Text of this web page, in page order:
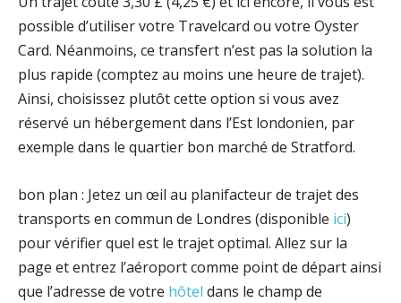
possible d’utiliser votre Travelcard ou votre Oyster
Card. Néanmoins, ce transfert n’est pas la solution la
plus rapide (comptez au moins une heure de trajet).
Ainsi, choisissez plutôt cette option si vous avez
réservé un hébergement dans l’Est londonien, par
exemple dans le quartier bon marché de Stratford.
bon plan : Jetez un œil au planifacteur de trajet des
transports en commun de Londres (disponible ici)
pour vérifier quel est le trajet optimal. Allez sur la
page et entrez l’aéroport comme point de départ ainsi
que l’adresse de votre hôtel dans le champ de